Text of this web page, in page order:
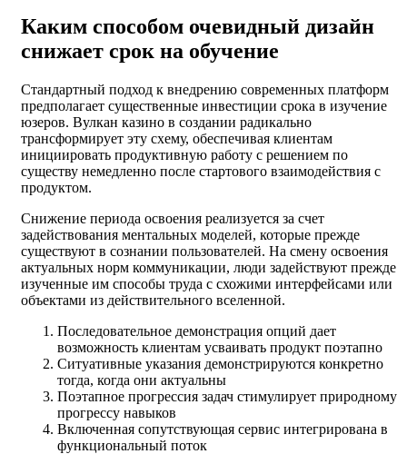
Каким способом очевидный дизайн
снижает срок на обучение
Стандартный подход к внедрению современных платформ
предполагает существенные инвестиции срока в изучение
юзеров. Вулкан казино в создании радикально
трансформирует эту схему, обеспечивая клиентам
инициировать продуктивную работу с решением по
существу немедленно после стартового взаимодействия с
продуктом.
Снижение периода освоения реализуется за счет
задействования ментальных моделей, которые прежде
существуют в сознании пользователей. На смену освоения
актуальных норм коммуникации, люди задействуют прежде
изученные им способы труда с схожими интерфейсами или
объектами из действительного вселенной.
Последовательное демонстрация опций дает
возможность клиентам усваивать продукт поэтапно
Ситуативные указания демонстрируются конкретно
тогда, когда они актуальны
Поэтапное прогрессия задач стимулирует природному
прогрессу навыков
Включенная сопутствующая сервис интегрирована в
функциональный поток